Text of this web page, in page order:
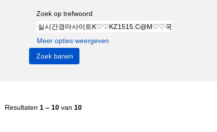
Zoek op trefwoord
Meer opties weergeven
Resultaten 1 – 10 van 10